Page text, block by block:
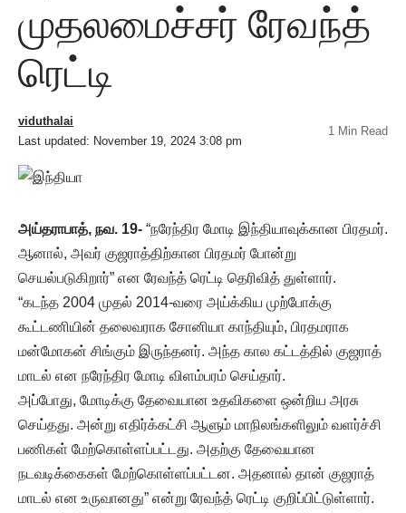
முதலமைச்சர் ரேவந்த்
ரெட்டி
Last updated: November 19, 2024 3:08 pm
viduthalai
1 Min Read
அய்தராபாத், நவ. 19- “நரேந்திர மோடி இந்தியாவுக்கான பிரதமர்.
ஆனால், அவர் குஜராத்திற்கான பிரதமர் போன்று
செயல்படுகிறார்” என ரேவந்த் ரெட்டி தெரிவித் துள்ளார்.
“கடந்த 2004 முதல் 2014-வரை அய்க்கிய முற்போக்கு
கூட்டணியின் தலைவராக சோனியா காந்தியும், பிரதமராக
மன்மோகன் சிங்கும் இருந்தனர். அந்த கால கட்டத்தில் குஜராத்
மாடல் என நரேந்திர மோடி விளம்பரம் செய்தார்.
அப்போது, மோடிக்கு தேவையான உதவிகளை ஒன்றிய அரசு
செய்தது. அன்று எதிர்க்கட்சி ஆளும் மாநிலங்களிலும் வளர்ச்சி
பணிகள் மேற்கொள்ளப்பட்டது. அதற்கு தேவையான
நடவடிக்கைகள் மேற்கொள்ளப்பட்டன. அதனால் தான் குஜராத்
மாடல் என உருவானது” என்று ரேவந்த் ரெட்டி குறிப்பிட்டுள்ளார்.